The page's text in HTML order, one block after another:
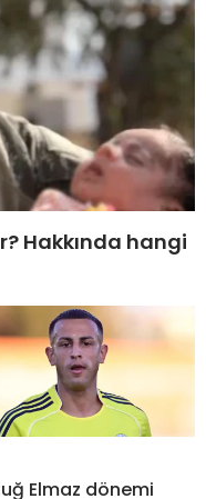
Hakkında hangi
Elmaz dönemi